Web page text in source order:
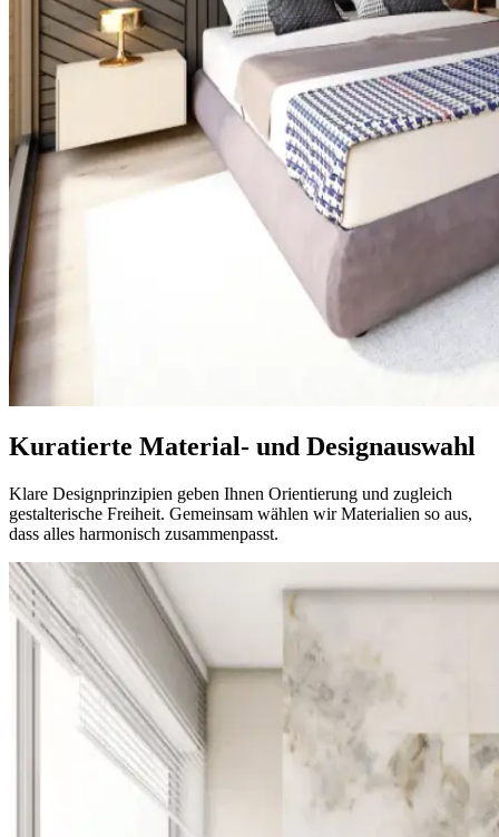
Kuratierte Material- und Designauswahl
Klare Designprinzipien geben Ihnen Orientierung und zugleich
gestalterische Freiheit. Gemeinsam wählen wir Materialien so aus,
dass alles harmonisch zusammenpasst.